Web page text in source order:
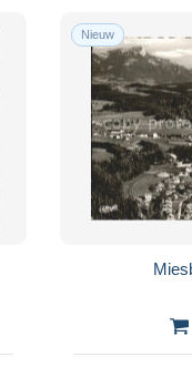
Nieuw